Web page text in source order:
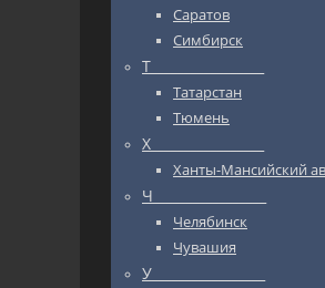
Саратов
Симбирск
Т_________________
Татарстан
Тюмень
Х_________________
Ханты-Мансийский
Ч_________________
Челябинск
Чувашия
У_________________